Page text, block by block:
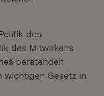
des
des Mitwirkens
beratenden
wichtigen Gesetz in